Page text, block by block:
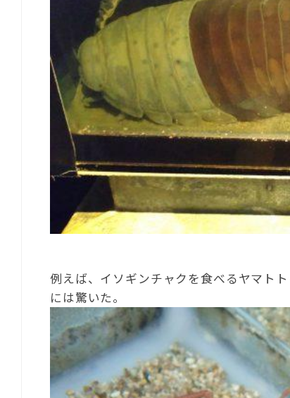
例えば、イソギンチャクを食べるヤマト
には驚いた。